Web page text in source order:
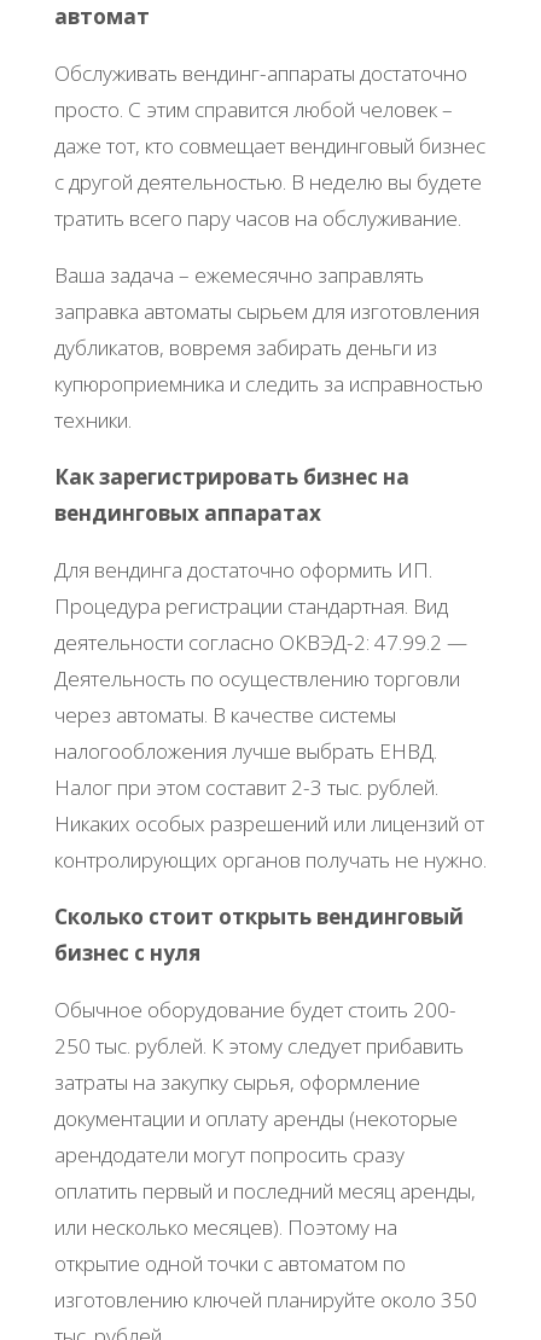
автомат
Обслуживать вендинг-аппараты достаточно
просто. С этим справится любой человек –
даже тот, кто совмещает вендинговый бизнес
с другой деятельностью. В неделю вы будете
тратить всего пару часов на обслуживание.
Ваша задача – ежемесячно заправлять
заправка автоматы сырьем для изготовления
дубликатов, вовремя забирать деньги из
купюроприемника и следить за исправностью
техники.
Как зарегистрировать бизнес на
вендинговых аппаратах
Для вендинга достаточно оформить ИП.
Процедура регистрации стандартная. Вид
деятельности согласно ОКВЭД-2: 47.99.2 —
Деятельность по осуществлению торговли
через автоматы. В качестве системы
налогообложения лучше выбрать ЕНВД.
Налог при этом составит 2-3 тыс. рублей.
Никаких особых разрешений или лицензий от
контролирующих органов получать не нужно.
Сколько стоит открыть вендинговый
бизнес с нуля
Обычное оборудование будет стоить 200-
250 тыс. рублей. К этому следует прибавить
затраты на закупку сырья, оформление
документации и оплату аренды (некоторые
арендодатели могут попросить сразу
оплатить первый и последний месяц аренды,
или несколько месяцев). Поэтому на
открытие одной точки с автоматом по
изготовлению ключей планируйте около 350